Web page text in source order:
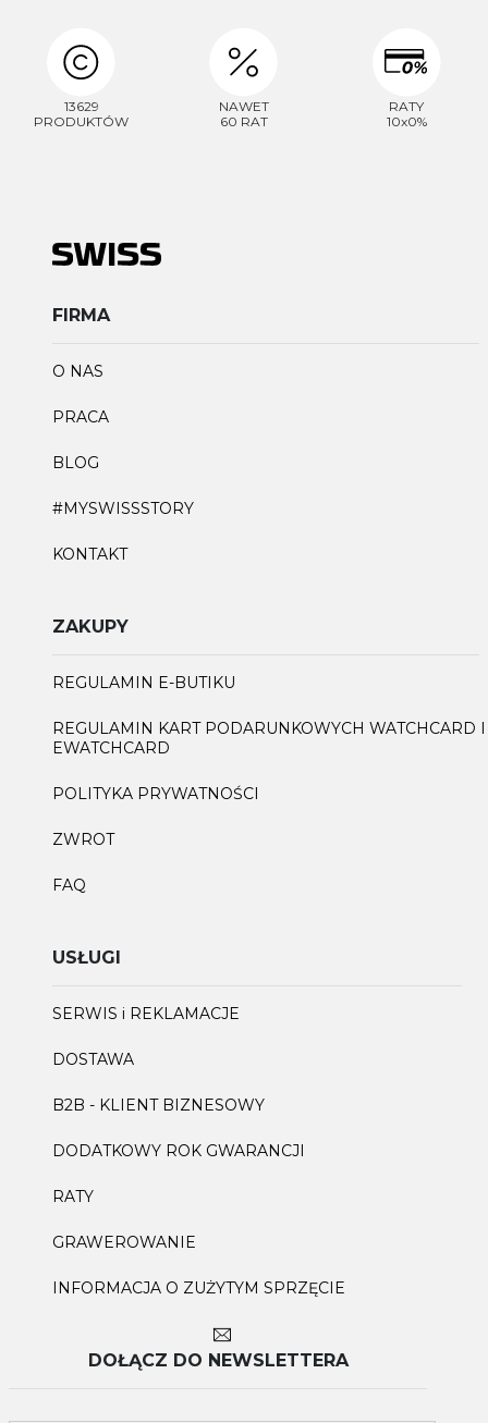
13629
PRODUKTÓW
NAWET
60 RAT
RATY
10x0%
FIRMA
O NAS
PRACA
BLOG
#MYSWISSSTORY
KONTAKT
ZAKUPY
REGULAMIN E-BUTIKU
REGULAMIN KART PODARUNKOWYCH WATCHCARD I
EWATCHCARD
POLITYKA PRYWATNOŚCI
ZWROT
FAQ
USŁUGI
SERWIS i REKLAMACJE
DOSTAWA
B2B - KLIENT BIZNESOWY
DODATKOWY ROK GWARANCJI
RATY
GRAWEROWANIE
INFORMACJA O ZUŻYTYM SPRZĘCIE
DOŁĄCZ DO NEWSLETTERA